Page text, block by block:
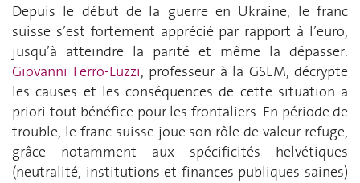
Depuis le début de la guerre en Ukraine, le franc
suisse s’est fortement apprécié par rapport à l’euro,
jusqu’à atteindre la parité et même la dépasser.
Giovanni Ferro-Luzzi, professeur à la GSEM, décrypte
les causes et les conséquences de cette situation a
priori tout bénéfice pour les frontaliers. En période de
trouble, le franc suisse joue son rôle de valeur refuge,
grâce notamment aux spécificités helvétiques
(neutralité, institutions et finances publiques saines)